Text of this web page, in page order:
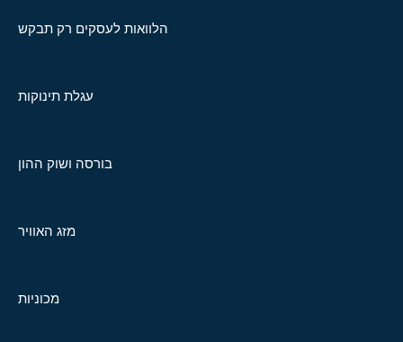
הלוואות לעסקים רק תבקש
עגלת תינוקות
בורסה ושוק ההון
מזג האוויר
מכוניות